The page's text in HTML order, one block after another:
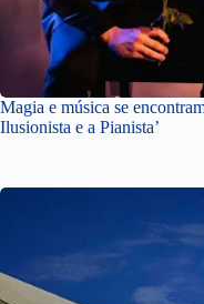
Magia e música se
Ilusionista e a Pianista’